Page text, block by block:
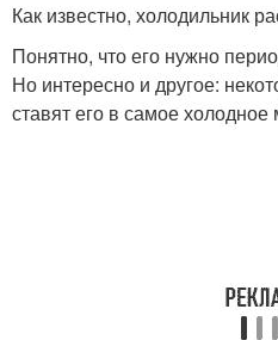
Как известно, холодильник
Понятно, что его нужно
Но интересно и другое:
ставят его в самое